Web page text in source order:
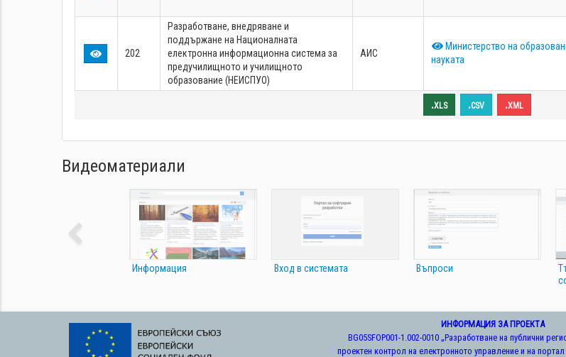
202
Разработване, внедряване и
поддържане на Националната
електронна информационна система за
предучилищното и училищното
образование (НЕИСПУО)
АИС
Министерство на
науката
.xls .csv .xml
Видеоматериали
Информация Вход в системата Въпроси
ИНФОРМАЦИЯ ЗА ПРОЕКТА
BG05SFOP001-1.002-0010 „Разработване на публични
проектен контрол на електронното управление и на